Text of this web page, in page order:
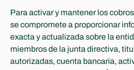
Para activar y mantener los
se compromete a proporcionar
exacta y actualizada sobre la
miembros de la junta directiva,
autorizadas, cuenta bancaria,